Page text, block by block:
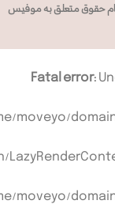
حقوق متعلق به موفیس
Fatal error:
moveyo/
moveyo/